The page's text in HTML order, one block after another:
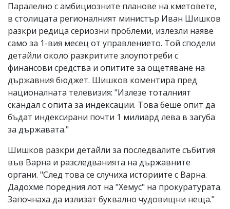
Паралелно с амбициозните планове на кметовете,
в столицата регионалният министър Иван Шишков
разкри редица сериозни проблеми, излезли наяве
само за 1-вия месец от управлението. Той сподели
детайли около разкритите злоупотреби с
финансови средства и опитите за ощетяване на
държавния бюджет. Шишков коментира пред
националната телевизия: "Излезе тоталният
скандал с опита за индексации. Това беше опит да
бъдат индексирани почти 1 милиард лева в загуба
за държавата."
Шишков разкри детайли за последвалите събития
във Варна и разследванията на държавните
органи. "След това се случиха историите с Варна.
Дадохме поредния лот на "Хемус" на прокуратурата.
Започнаха да излизат буквално чудовищни неща."